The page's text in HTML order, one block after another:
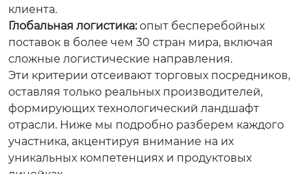
клиента.
Глобальная логистика:опыт бесперебойных
поставок в более чем 30 стран мира, включая
сложные логистические направления.
Эти критерии отсеивают торговых посредников,
оставляя только реальных производителей,
формирующих технологический ландшафт
отрасли. Ниже мы подробно разберем каждого
участника, акцентируя внимание на их
уникальных компетенциях и продуктовых